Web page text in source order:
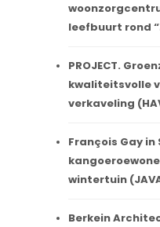
leefbuurt rond
PROJECT.
kwaliteitsvolle
verkaveling
François Gay
wintertuin
Berkein